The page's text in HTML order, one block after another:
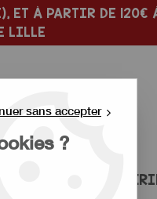
ET À PARTIR DE
LILLE
sans accepter
?